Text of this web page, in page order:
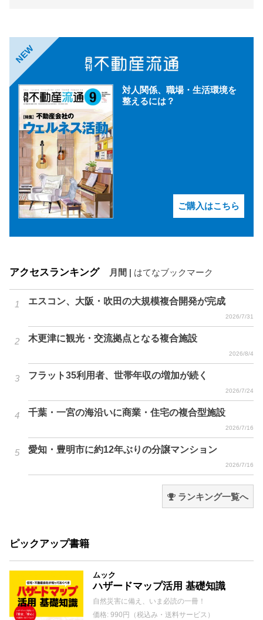
NEW
対人関係、職場・生活環境を
整えるには？
ご購入はこちら
アクセスランキング 月間 はてなブックマーク
エスコン、大阪・吹田の大規模複合開発が完成
2026/7/31
木更津に観光・交流拠点となる複合施設
2026/8/4
フラット35利用者、世帯年収の増加が続く
2026/7/24
千葉・一宮の海沿いに商業・住宅の複合型施設
2026/7/16
愛知・豊明市に約12年ぶりの分譲マンション
2026/7/16
ランキング一覧へ
ピックアップ書籍
ムック
ハザードマップ活用 基礎知識
自然災害に備え、いま必読の一冊！
価格: 990円（税込み・送料サービス）